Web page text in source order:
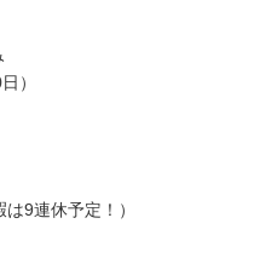
）
は9連休予定！）